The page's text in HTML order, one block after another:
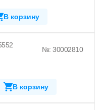
В корзину
№: 30002810
В корзину